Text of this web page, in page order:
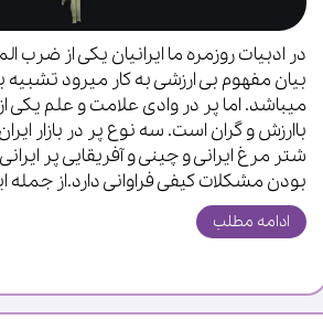
در ادبیات روزمره ما ایرانیان یکی از ضرب
بیان مفهوم بی ارزشی به کار میرود تشبیه
میباشد. اما پر در وادی علامت و علم یکی
باارزش و گران است. سه نوع پر در بازار
شتر مرغ ایرانی و چینی و آفریقایی پر
بودن مشکلات کیفی فراوانی دارد.از جمله
ادامه مطلب